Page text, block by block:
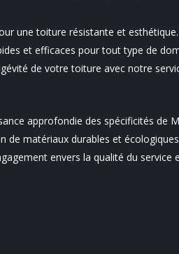
une toiture résistante et esthétique.
et efficaces pour tout type de
de votre toiture avec notre
approfondie des spécificités de
de matériaux durables et
envers la qualité du service